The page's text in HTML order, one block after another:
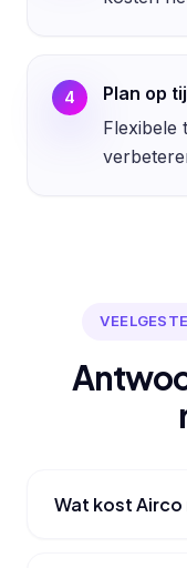
4
Plan op
Flexibele
Wat kost